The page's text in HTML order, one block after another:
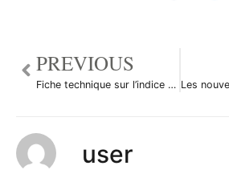
PREVIOUS
Fiche technique sur l’indice de construction AIG australien
user